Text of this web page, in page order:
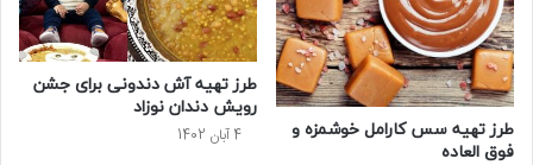
طرز تهیه سس کارامل خوشمزه و
فوق العاده
طرز تهیه آش دندونی برای جشن
رویش دندان نوزاد
4 آبان 1402